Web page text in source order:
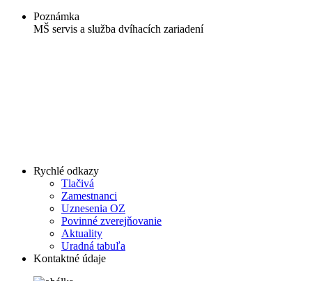
Poznámka
MŠ servis a služba dvíhacích zariadení
Rychlé odkazy
Tlačivá
Zamestnanci
Uznesenia OZ
Povinné zverejňovanie
Aktuality
Uradná tabuľa
Kontaktné údaje